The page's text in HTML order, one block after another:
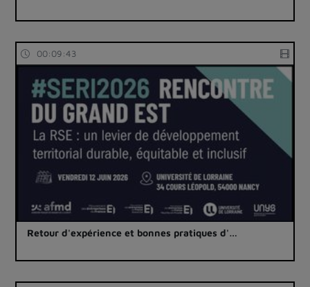
00:09:43
Retour d'expérience et bonnes pratiques d'…